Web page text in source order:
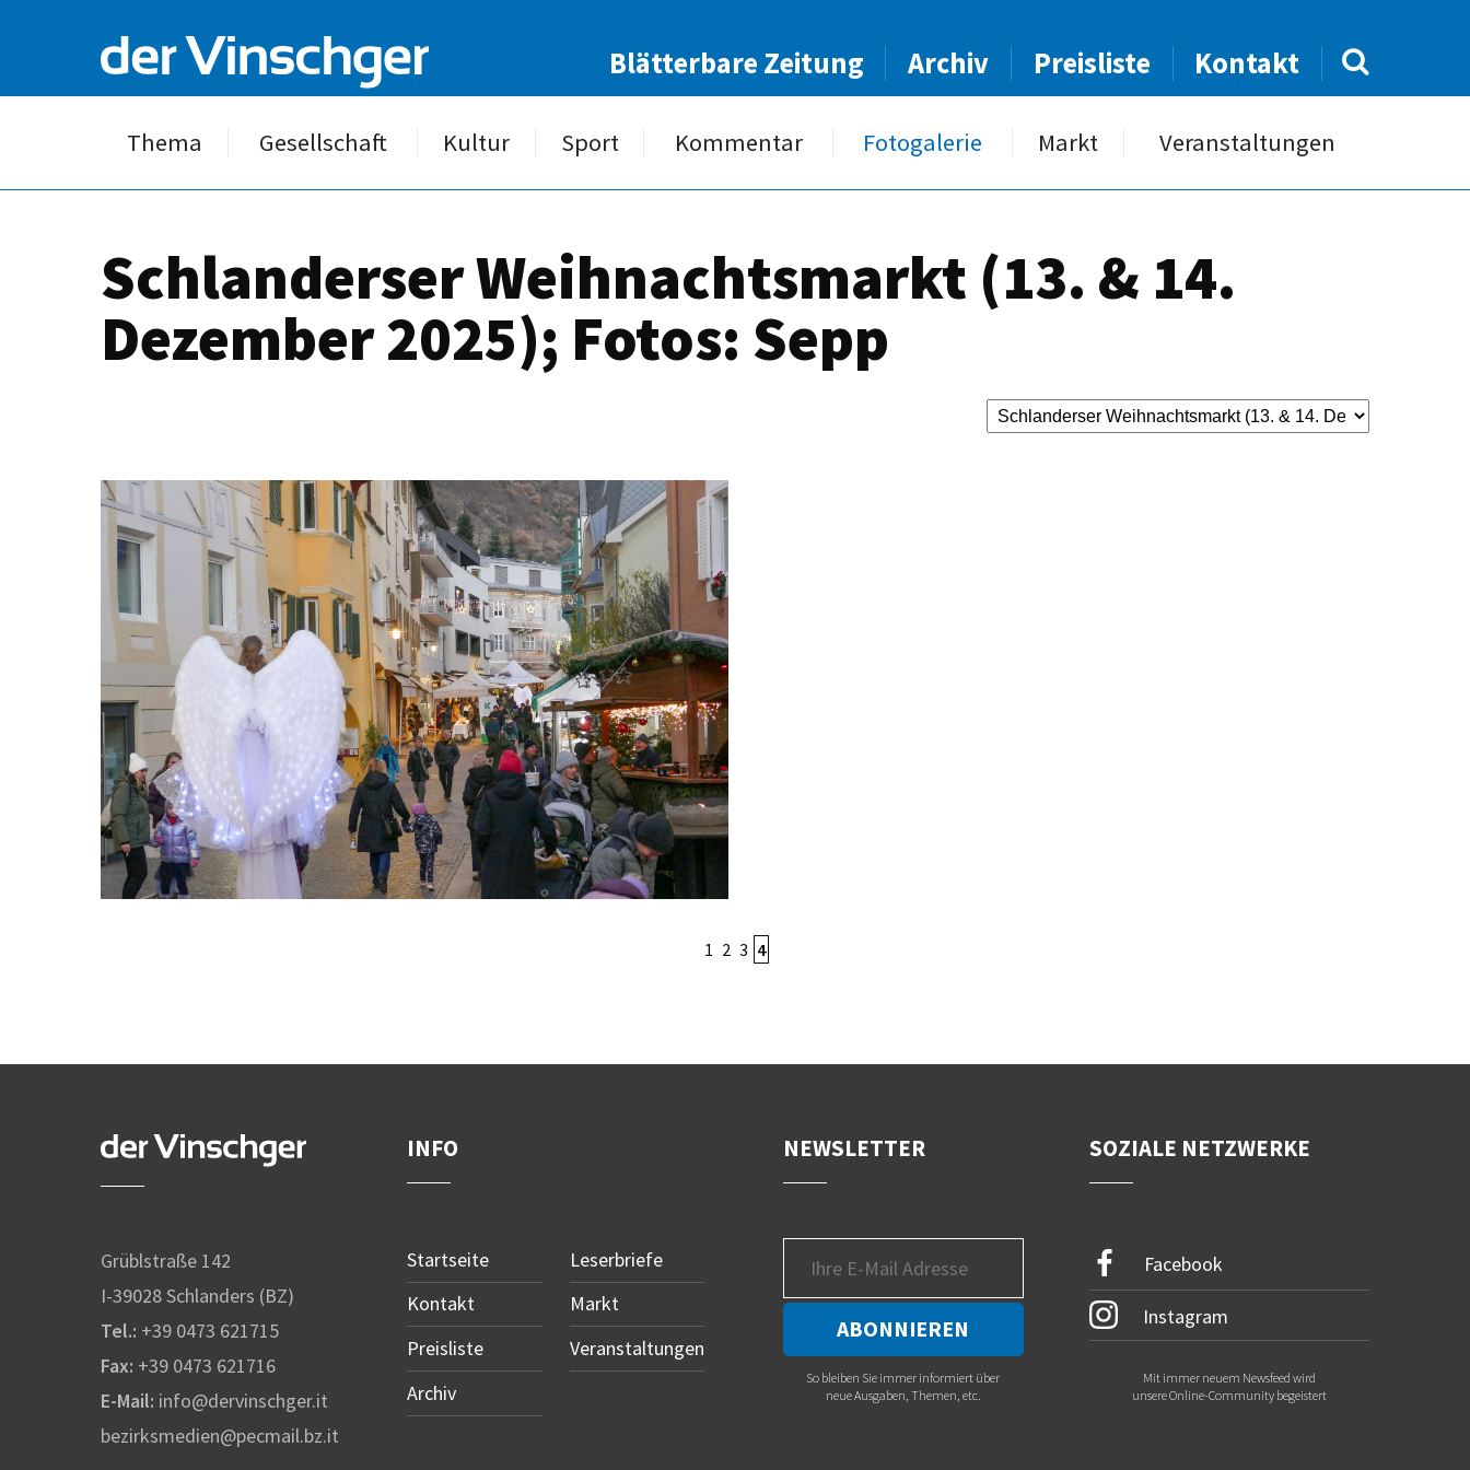
Blätterbare Zeitung Archiv Preisliste Kontakt
Thema Gesellschaft Kultur Sport Kommentar Fotogalerie Markt Veranstaltungen
Schlanderser Weihnachtsmarkt (13. & 14.
Dezember 2025); Fotos: Sepp
1 2 3 4
Grüblstraße 142
I-39028 Schlanders (BZ)
Tel.: +39 0473 621715
Fax: +39 0473 621716
E-Mail: info@dervinschger.it
bezirksmedien@pecmail.bz.it
INFO
Startseite
Kontakt
Preisliste
Archiv
Leserbriefe
Markt
Veranstaltungen
NEWSLETTER
So bleiben Sie immer informiert über
neue Ausgaben, Themen, etc.
SOZIALE NETZWERKE
Facebook
Instagram
Mit immer neuem Newsfeed wird
unsere Online-Community begeistert